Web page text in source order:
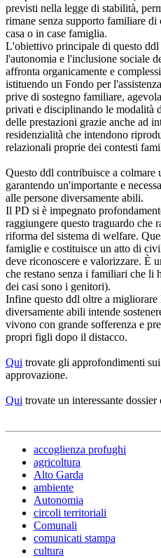
previsti nella legge di stabilità,
rimane senza supporto familiare
casa o in case famiglia.
L'obiettivo principale di questo
l'autonomia e l'inclusione sociale
affronta organicamente e
istituendo un Fondo per
prive di sostegno familiare,
privati e disciplinando le modalità
delle prestazioni grazie anche ad
residenzialità che intendono
relazionali proprie dei contesti
Questo ddl contribuisce a colmare
garantendo un'importante e
alle persone diversamente abili.
Il PD si è impegnato
raggiungere questo traguardo che
riforma del sistema di welfare.
famiglie e costituisce un atto di
deve riconoscere e valorizzare. È
che restano senza i familiari che li
dei casi sono i genitori).
Infine questo ddl oltre a
diversamente abili intende
vivono con grande sofferenza e
propri figli dopo il distacco.
Qui trovate gli approfondimenti
approvazione.
Qui trovate un interessante
accoglienza profughi
agricoltura
Alto Garda
ambiente
Autonomia
circoli territoriali
Comunali
comunicati stampa
cultura